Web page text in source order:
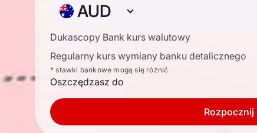
AUD
Dukascopy Bank kurs walutowy
Regularny kurs wymiany banku detalicznego
* stawki bankowe mogą się różnić
Oszczędzasz do
Rozpocznij